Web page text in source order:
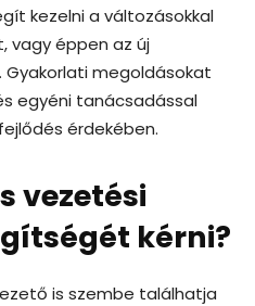
kezelni a változásokkal
vagy éppen az új
megoldásokat
egyéni tanácsadással
érdekében.
vezetési
kérni?
is szembe találhatja